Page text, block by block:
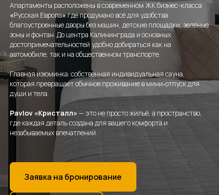
Апартаменты расположены в современном ЖК бизнес-класса
«Русская Европа»где продумано всё для удобства:
благоустроенные дворы без машин, детские площадки, зелёные
зоны и фонтан. До центра Калининграда и основных
достопримечательностей удобно добираться как на
автомобиле, так и на общественном транспорте.
Главная изюминка: собственная индивидуальная сауна,
которая превращает обычное проживание в мини‑отпуск для
души и тела.
Pavlov «Кристалл» — это не просто жильё, а пространство,
где каждая деталь создана для вашего комфорта и
незабываемых впечатлений.
Заявка на бронирование